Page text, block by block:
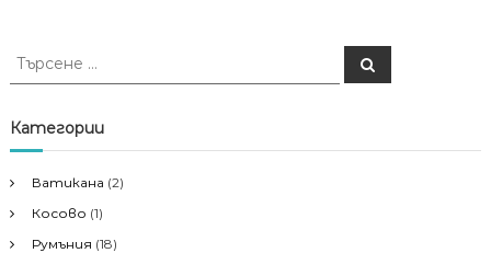
Т
с
е
е
з
а
Т
ъ
е
Категории
Ватикана (2)
Косово (1)
Румъния (18)